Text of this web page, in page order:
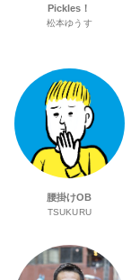
Pickles！
松本ゆうす
腰掛けOB
TSUKURU